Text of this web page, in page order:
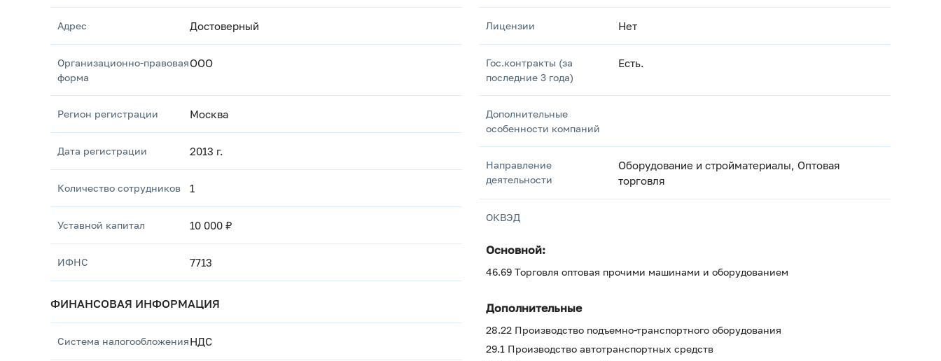
Адрес Достоверный
Организационно-правовая
форма
ООО
Регион регистрации Москва
Дата регистрации 2013 г.
Количество сотрудников 1
Уставной капитал 10 000 ₽
ИФНС 7713
ФИНАНСОВАЯ ИНФОРМАЦИЯ
Система налогообложенияНДС
Лицензии Нет
Гос.контракты (за
последние 3 года)
Есть.
Дополнительные
особенности компаний
Направление
деятельности
Оборудование и стройматериалы, Оптовая
торговля
ОКВЭД
Основной:
46.69 Торговля оптовая прочими машинами и оборудованием
Дополнительные
28.22 Производство подъемно-транспортного оборудования
29.1 Производство автотранспортных средств